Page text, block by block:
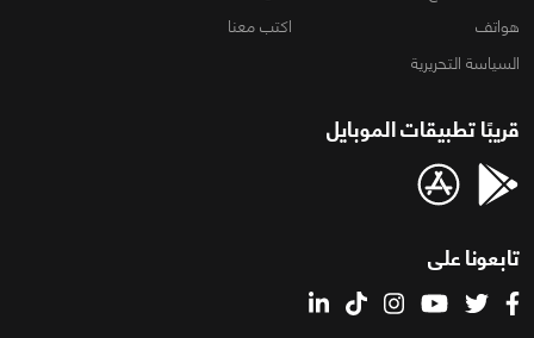
هواتف
اكتب معنا
السياسة التحريرية
قريبًا تطبيقات الموبايل
تابعونا على